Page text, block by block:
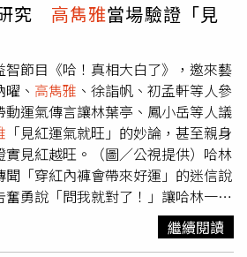
究 高雋雅當場驗證「見
節目《哈！真相大白了》，邀來藝
、 高雋雅 、徐詣帆、初孟軒等人參
運氣傳言讓林葉亭、鳳小岳等人議
「見紅運氣就旺」的妙論，甚至親身
實見紅越旺。（圖／公視提供）哈林
「穿紅內褲會帶來好運」的迷信說
勇說「問我就對了！」讓哈林一愣
葉亭笑稱不是，留學日本的她分享看
色內褲會讓人體溫變高，情緒變得比
繼續閱讀